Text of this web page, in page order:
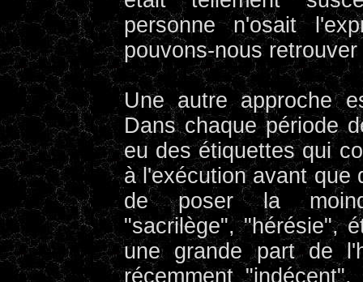
personne n'osait
pouvons-nous
Une autre approche
Dans chaque période
eu des étiquettes qui
à l'exécution avant que
de poser la
"sacrilège", "hérésie",
une grande part de
récemment